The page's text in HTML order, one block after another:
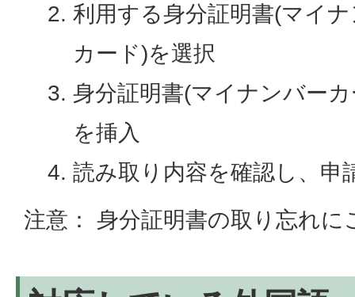
利用する身分証明書(マイ
カード)を選択
身分証明書(マイナンバー
を挿入
読み取り内容を確認し、申
注意： 身分証明書の取り忘れに